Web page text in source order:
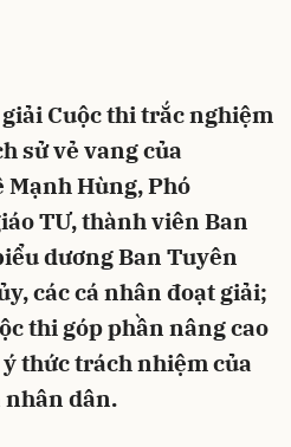
Cuộc thi trắc nghiệm
sử vẻ vang của
Mạnh Hùng, Phó
TƯ, thành viên Ban
dương Ban Tuyên
các cá nhân đoạt giải;
thi góp phần nâng cao
thức trách nhiệm của
nhân dân.